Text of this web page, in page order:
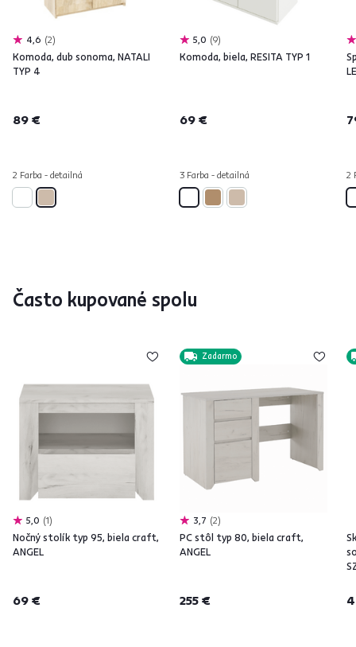
4,6 2
Komoda, dub sonoma, NATALI
TYP 4
89 €
2 Farba - detailná
5,0 9
Komoda, biela, RESITA TYP 1
69 €
3 Farba - detailná 2
Často kupované spolu
5,0 1
Nočný stolík typ 95, biela craft,
ANGEL
69 €
Zadarmo
3,7 2
PC stôl typ 80, biela craft,
ANGEL
255 €